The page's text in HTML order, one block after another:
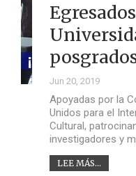
Jun 20, 2019
Apoyadas por la
Unidos para el
Cultural,
investigadores y
LEE MÁS...